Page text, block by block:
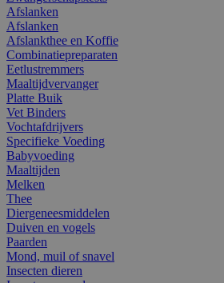
Afslanken
Afslanken
Afslankthee en Koffie
Combinatiepreparaten
Eetlustremmers
Maaltijdvervanger
Platte Buik
Vet Binders
Vochtafdrijvers
Specifieke Voeding
Babyvoeding
Maaltijden
Melken
Thee
Diergeneesmiddelen
Duiven en vogels
Paarden
Mond, muil of snavel
Insecten dieren